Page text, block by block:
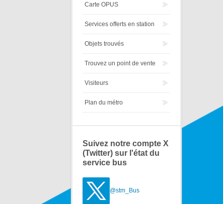
Carte OPUS
Services offerts en station
Objets trouvés
Trouvez un point de vente
Visiteurs
Plan du métro
Suivez notre compte X
(Twitter) sur l'état du
service bus
@stm_Bus